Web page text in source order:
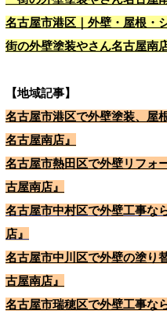
名古屋市港区｜外壁・屋根・
街の外壁塗装やさん名古屋南
【地域記事】
名古屋市港区で外壁塗装、屋
名古屋南店』
名古屋市熱田区で外壁リフォ
古屋南店』
名古屋市中村区で外壁工事な
店』
名古屋市中川区で外壁の塗り
古屋南店』
名古屋市瑞穂区で外壁工事な